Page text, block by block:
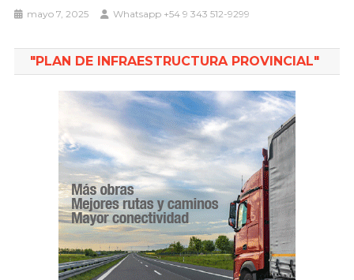
mayo 7, 2025 Whatsapp +54 9 343 512-9299
"PLAN DE INFRAESTRUCTURA PROVINCIAL"